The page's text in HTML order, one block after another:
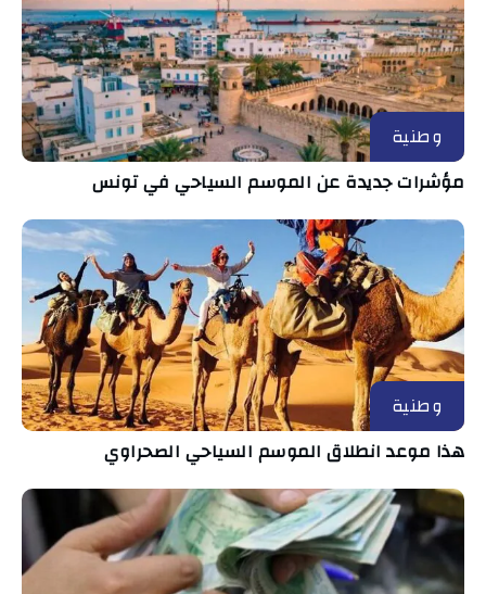
وطنية
مؤشرات جديدة عن الموسم السياحي في تونس
وطنية
هذا موعد انطلاق الموسم السياحي الصحراوي